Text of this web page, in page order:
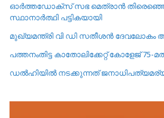
ഓർത്തഡോക്സ് സഭ മെത്രാൻ
സ്ഥാനാർത്ഥി പട്ടികയായി
മുഖ്യമന്ത്രി വി ഡി സതീശൻ ദേവലോകം
പത്തനംതിട്ട കാതോലിക്കേറ്റ്‌ കോളേജ്‌
ഡൽഹിയിൽ നടക്കുന്നത്